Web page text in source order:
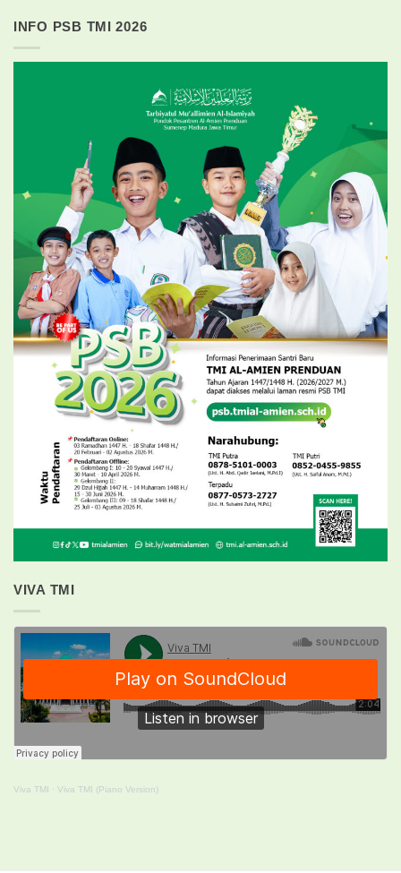
INFO PSB TMI 2026
VIVA TMI
Viva TMI · Viva TMI (Piano Version)